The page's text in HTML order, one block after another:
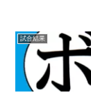
試合結果